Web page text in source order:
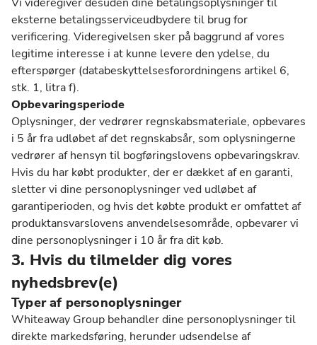
eksterne betalingsserviceudbydere til brug for
verificering. Videregivelsen sker på baggrund af vores
legitime interesse i at kunne levere den ydelse, du
efterspørger (databeskyttelsesforordningens artikel 6,
stk. 1, litra f).
Opbevaringsperiode
Oplysninger, der vedrører regnskabsmateriale, opbevares
i 5 år fra udløbet af det regnskabsår, som oplysningerne
vedrører af hensyn til bogføringslovens opbevaringskrav.
Hvis du har købt produkter, der er dækket af en garanti,
sletter vi dine personoplysninger ved udløbet af
garantiperioden, og hvis det købte produkt er omfattet af
produktansvarslovens anvendelsesområde, opbevarer vi
dine personoplysninger i 10 år fra dit køb.
3. Hvis du tilmelder dig vores
nyhedsbrev(e)
Typer af personoplysninger
Whiteaway Group behandler dine personoplysninger til
direkte markedsføring, herunder udsendelse af